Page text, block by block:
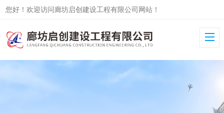
您好！欢迎访问廊坊启创建设工程有限公司网站！